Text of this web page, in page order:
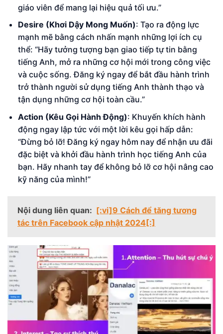
giáo viên để mang lại hiệu quả tối ưu.”
Desire (Khơi Dậy Mong Muốn): Tạo ra động lực
mạnh mẽ bằng cách nhấn mạnh những lợi ích cụ
thể: “Hãy tưởng tượng bạn giao tiếp tự tin bằng
tiếng Anh, mở ra những cơ hội mới trong công việc
và cuộc sống. Đăng ký ngay để bắt đầu hành trình
trở thành người sử dụng tiếng Anh thành thạo và
tận dụng những cơ hội toàn cầu.”
Action (Kêu Gọi Hành Động): Khuyến khích hành
động ngay lập tức với một lời kêu gọi hấp dẫn:
“Đừng bỏ lỡ! Đăng ký ngay hôm nay để nhận ưu đãi
đặc biệt và khởi đầu hành trình học tiếng Anh của
bạn. Hãy nhanh tay để không bỏ lỡ cơ hội nâng cao
kỹ năng của mình!”
Nội dung liên quan: [:vi]9 Cách để tăng tương
tác trên Facebook cập nhật 2024[:]